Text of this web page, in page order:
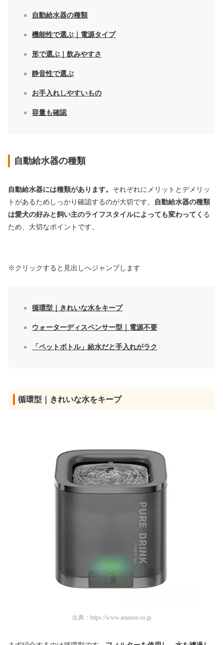
自動給水器の種類
機能性で選ぶ｜電源タイプ
形で選ぶ｜飲みやすさ
静音性で選ぶ
お手入れしやすいもの
容量も確認
自動給水器の種類
自動給水器には種類があります。 それぞれにメリットとデメリッ
トがあるためしっかり確認するのが大切です。
自動給水器の種類
は愛犬の好みと飼い主のライフスタイルによっても変わってく る
ため、大切なポイントです。
※クリックすると見出しへジャンプします
循環型｜きれいな水をキープ
ウォーターディスペンサー型｜電源不要
「ペットボトル」給水だと手入れがラク
循環型｜きれいな水をキープ
出典： https://www.amazon.co.jp